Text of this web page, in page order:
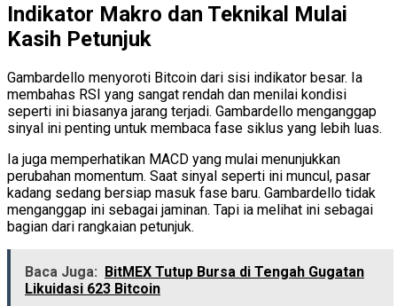
Indikator Makro dan Teknikal Mulai
Kasih Petunjuk
Gambardello menyoroti Bitcoin dari sisi indikator besar. Ia
membahas RSI yang sangat rendah dan menilai kondisi
seperti ini biasanya jarang terjadi. Gambardello menganggap
sinyal ini penting untuk membaca fase siklus yang lebih luas.
Ia juga memperhatikan MACD yang mulai menunjukkan
perubahan momentum. Saat sinyal seperti ini muncul, pasar
kadang sedang bersiap masuk fase baru. Gambardello tidak
menganggap ini sebagai jaminan. Tapi ia melihat ini sebagai
bagian dari rangkaian petunjuk.
Baca Juga: BitMEX Tutup Bursa di Tengah Gugatan
Likuidasi 623 Bitcoin